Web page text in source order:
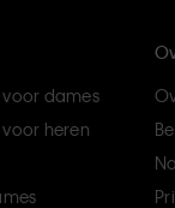
dames
heren